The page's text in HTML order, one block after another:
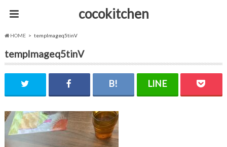
cocokitchen
HOME tempImageq5tinV
tempImageq5tinV